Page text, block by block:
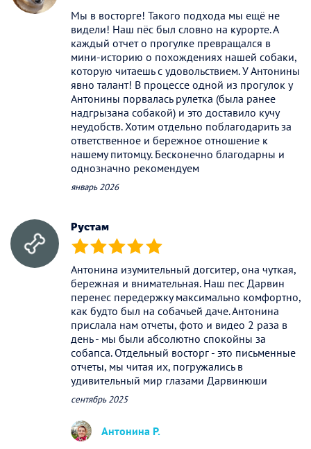
Мы в восторге! Такого подхода мы ещё не
видели! Наш пёс был словно на курорте. А
каждый отчет о прогулке превращался в
мини-историю о похождениях нашей собаки,
которую читаешь с удовольствием. У Антонины
явно талант! В процессе одной из прогулок у
Антонины порвалась рулетка (была ранее
надгрызана собакой) и это доставило кучу
неудобств. Хотим отдельно поблагодарить за
ответственное и бережное отношение к
нашему питомцу. Бесконечно благодарны и
однозначно рекомендуем
январь 2026
Рустам
(*) (*) (*) (*) (*)
Антонина изумительный догситер, она чуткая,
бережная и внимательная. Наш пес Дарвин
перенес передержку максимально комфортно,
как будто был на собачьей даче. Антонина
прислала нам отчеты, фото и видео 2 раза в
день - мы были абсолютно спокойны за
собапса. Отдельный восторг - это письменные
отчеты, мы читая их, погружались в
удивительный мир глазами Дарвинюши
сентябрь 2025
Антонина Р.